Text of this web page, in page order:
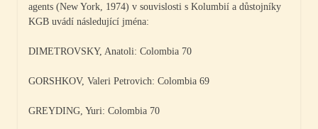
agents (New York, 1974) v souvislosti s Kolumbií a důstojníky
KGB uvádí následující jména:
DIMETROVSKY, Anatoli: Colombia 70
GORSHKOV, Valeri Petrovich: Colombia 69
GREYDING, Yuri: Colombia 70